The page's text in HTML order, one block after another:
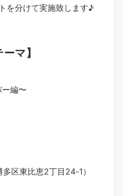
を分けて実施致します♪
マ】
編〜
区東比恵2丁目24-1）